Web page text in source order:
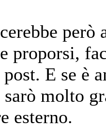
però
proporsi,
E se è
molto
esterno.